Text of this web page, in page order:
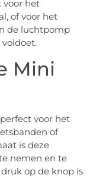
voor het
of voor het
de luchtpomp
Mini
voor het
of
is deze
nemen en te
op de knop is